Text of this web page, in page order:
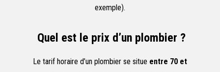
exemple).
Quel est le prix d’un plombier ?
Le tarif horaire d’un plombier se situe entre 70 et